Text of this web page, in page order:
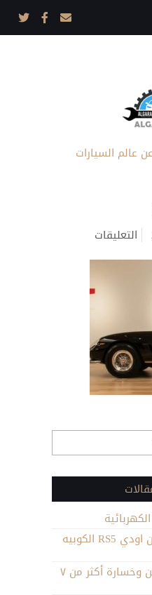
عالم السيارات
التعليقات
مغلقة
9 أشياء لا تعرفها عن اودي RS5 الكوبيه
فضيحة فولكس فاجن وخسارة أكثر من ٧